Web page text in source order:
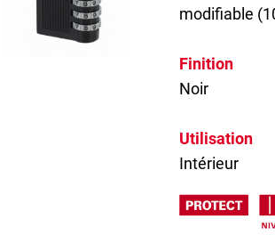
modifiable
Finition
Noir
Utilisation
Intérieur